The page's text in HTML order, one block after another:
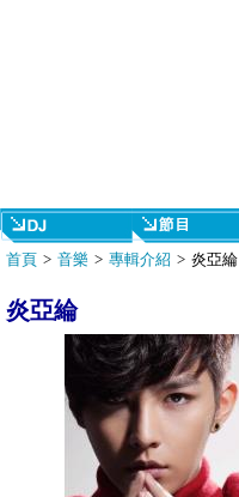
首頁 > 音樂 > 專輯介紹 > 炎亞綸
炎亞綸